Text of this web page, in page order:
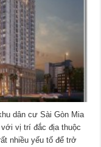
dân cư Sài Gòn Mia
vị trí đắc địa thuộc
nhiều yếu tố để trở